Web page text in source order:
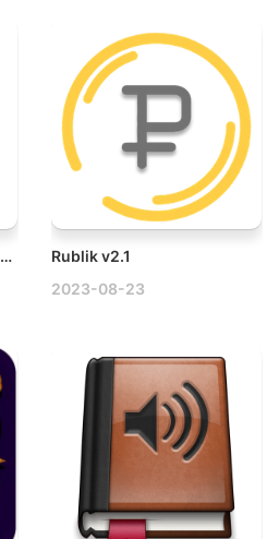
StartAllBack v3.9.16.5316 Win开始菜单任务栏增强工具破解版
Rublik v2.1
2023-08-23